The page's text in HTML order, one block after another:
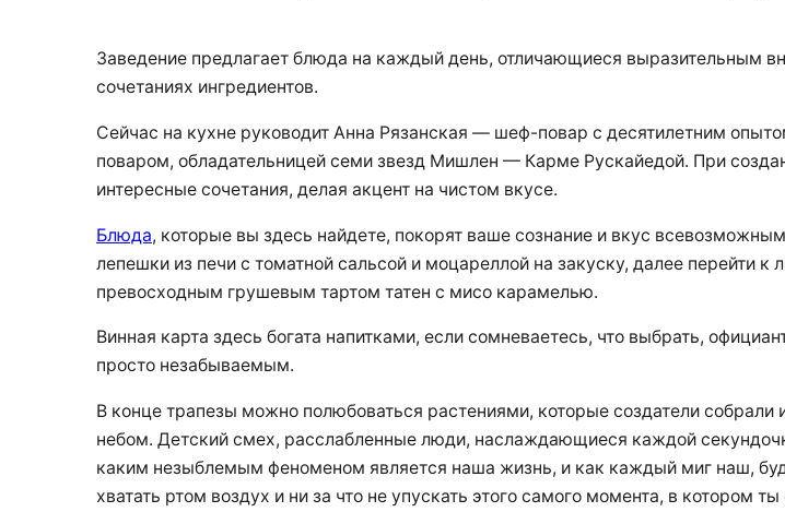
Заведение предлагает блюда на каждый день, отличающиеся выразительным
сочетаниях ингредиентов.
Сейчас на кухне руководит Анна Рязанская — шеф-повар с десятилетним
поваром, обладательницей семи звезд Мишлен — Карме Рускайедой. При
интересные сочетания, делая акцент на чистом вкусе.
Блюда, которые вы здесь найдете, покорят ваше сознание и вкус
лепешки из печи с томатной сальсой и моцареллой на закуску, далее перейти
превосходным грушевым тартом татен с мисо карамелью.
Винная карта здесь богата напитками, если сомневаетесь, что выбрать,
просто незабываемым.
В конце трапезы можно полюбоваться растениями, которые создатели
небом. Детский смех, расслабленные люди, наслаждающиеся каждой
каким незыблемым феноменом является наша жизнь, и как каждый миг наш,
хватать ртом воздух и ни за что не упускать этого самого момента, в котором ты